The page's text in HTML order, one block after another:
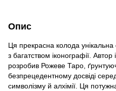
Опис
Ця прекрасна колода унікальна
з багатством іконографії.
розробив Рожеве Таро,
безпрецедентному досвіді
символізму й алхімії. Ця